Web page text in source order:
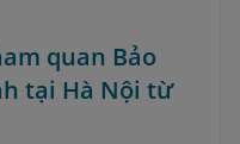
quan Bảo
tại Hà Nội từ